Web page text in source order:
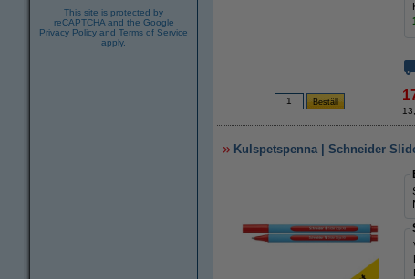
This site is protected by
reCAPTCHA and the Google
Privacy Policy and Terms of Service
apply.
Kulspetspenna | Schneider